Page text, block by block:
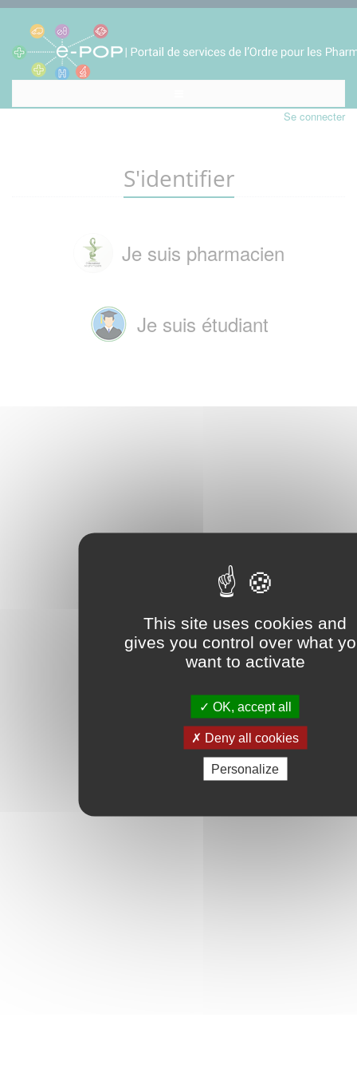
This site uses cookies and
gives you control over what
want to activate
OK, accept all
Deny all cookies
Personalize
Se connecter
S'identifier
Je suis pharmacien
Je suis étudiant